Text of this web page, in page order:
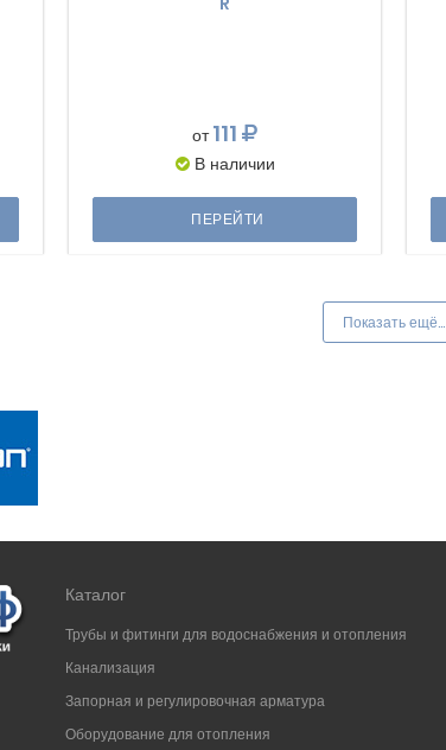
от111
В наличии
ПЕРЕЙТИ
Показать ещё...
Каталог
Трубы и фитинги для водоснабжения и отопления
Канализация
Запорная и регулировочная арматура
Оборудование для отопления